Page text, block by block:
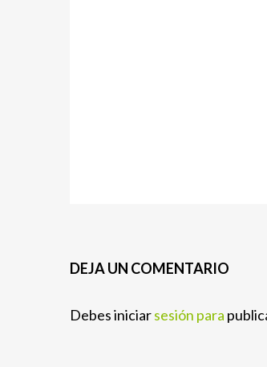
DEJA UN COMENTARIO
Debes iniciarsesión para